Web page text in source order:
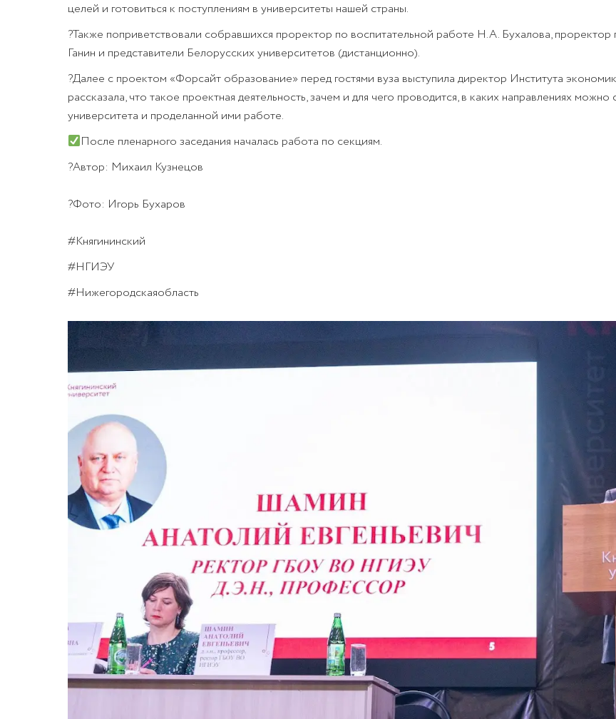
целей и готовиться к поступлениям в университеты нашей страны.
?Также поприветствовали собравшихся проректор по воспитательной работе Н.А. Бухалова,
Ганин и представители Белорусских университетов (дистанционно).
?Далее с проектом «Форсайт образование» перед гостями вуза выступила директор Института
рассказала, что такое проектная деятельность, зачем и для чего проводится, в каких направлениях
университета и проделанной ими работе.
После пленарного заседания началась работа по секциям.
?Автор: Михаил Кузнецов
?Фото: Игорь Бухаров
#Княгининский
#НГИЭУ
#Нижегородскаяобласть